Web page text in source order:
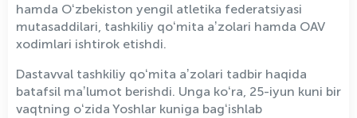
hamda Oʻzbekiston yengil atletika federatsiyasi
mutasaddilari, tashkiliy qoʻmita aʼzolari hamda OAV
xodimlari ishtirok etishdi.
Dastavval tashkiliy qoʻmita aʼzolari tadbir haqida
batafsil maʼlumot berishdi. Unga koʻra, 25-iyun kuni bir
vaqtning oʻzida Yoshlar kuniga bagʻishlab